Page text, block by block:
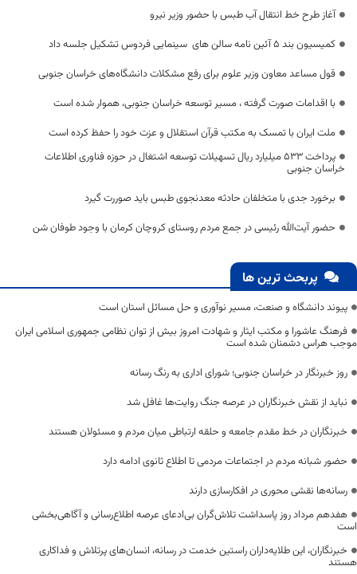
آغاز طرح خط انتقال آب طبس با حضور وزیر نیرو
کمیسیون بند 5 آئین نامه سالن های سینمایی فردوس تشکیل جلسه داد
قول مساعد معاون وزیر علوم برای رفع مشکلات دانشگاه‌های خراسان جنوبی
با اقدامات صورت گرفته ، مسیر توسعه خراسان جنوبی، هموار شده است
ملت ایران با تمسک به مکتب قرآن استقلال و عزت خود را حفظ کرده است
پرداخت ۵۳۳ میلیارد ریال تسهیلات توسعه اشتغال در حوزه فناوری اطلاعات
خراسان جنوبی
برخورد جدی با متخلفان حادثه معدنجوی طبس باید صوررت گیرد
حضور آیت‌الله رئیسی در جمع مردم روستای کروچان کرمان با وجود طوفان شن
پربحث ترین ها
پیوند دانشگاه و صنعت، مسیر نوآوری و حل مسائل استان است
فرهنگ عاشورا و مکتب ایثار و شهادت امروز بیش از توان نظامی جمهوری اسلامی ایران
موجب هراس دشمنان شده است
روز خبرنگار در خراسان جنوبی؛ شورای اداری به رنگ رسانه
نباید از نقش خبرنگاران در عرصه جنگ روایت‌ها غافل شد
خبرنگاران در خط مقدم جامعه و حلقه ارتباطی میان مردم و مسئولان هستند
حضور شبانه مردم در اجتماعات مردمی تا اطلاع ثانوی ادامه دارد
رسانه‌ها نقشی محوری در افکارسازی دارند
هفدهم مرداد روز پاسداشت تلاش‌گران بی‌ادعای عرصه اطلاع‌رسانی و آگاهی‌بخشی
است
خبرنگاران، این طلایه‌داران راستین خدمت در رسانه، انسان‌های پرتلاش و فداکاری
هستند